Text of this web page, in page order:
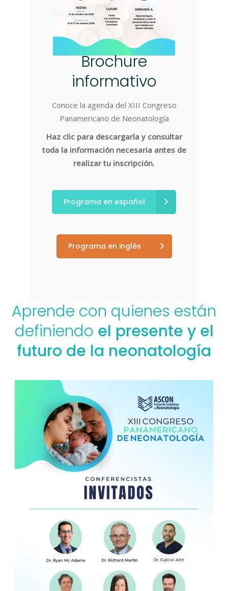
Brochure
informativo
Conoce la agenda del XIII Congreso
Panamericano de Neonatología
Haz clic para descargarla y consultar
toda la información necesaria antes de
realizar tu inscripción.
Programa en español
Programa en inglés
Aprende con quienes están
definiendo el presente y el
futuro de la neonatología